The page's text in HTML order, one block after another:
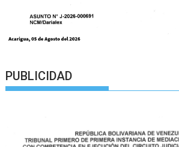
PUBLICIDAD